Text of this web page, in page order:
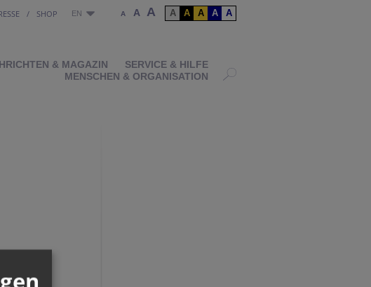
SHOP EN A A A A A A A A
& MAGAZIN
SERVICE & HILFE
MENSCHEN & ORGANISATION